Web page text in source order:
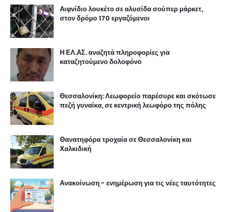
Αιφνίδιο λουκέτο σε αλυσίδα σούπερ μάρκετ,
στον δρόμο 170 εργαζόμενοι
Η ΕΛ.ΑΣ. αναζητά πληροφορίες για
καταζητούμενο δολοφόνο
Θεσσαλονίκη: Λεωφορείο παρέσυρε και σκότωσε
πεζή γυναίκα, σε κεντρική λεωφόρο της πόλης
Θανατηφόρα τροχαία σε Θεσσαλονίκη και
Χαλκιδική
Ανακοίνωση - ενημέρωση για τις νέες ταυτότητες